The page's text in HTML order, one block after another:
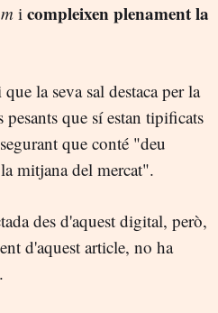
i compleixen plenament la
la seva sal destaca per la
pesants que sí estan tipificats
que conté "deu
mitjana del mercat".
des d'aquest digital, però,
d'aquest article, no ha